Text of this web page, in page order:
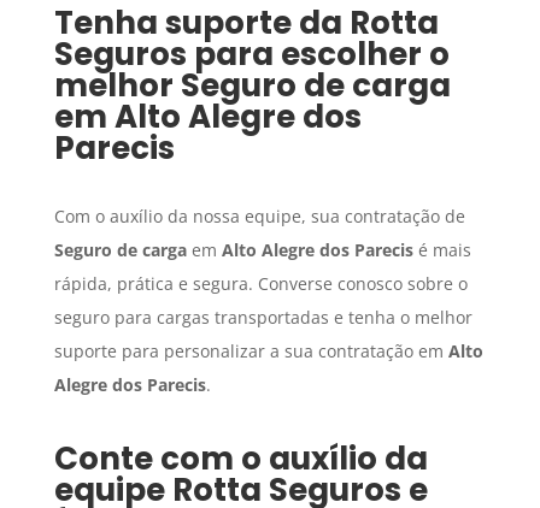
Tenha suporte da Rotta
Seguros para escolher o
melhor Seguro de carga
emAlto Alegre dos
Parecis
Com o auxílio da nossa equipe, sua contratação de
Seguro de cargaem Alto Alegre dos Parecisé mais
rápida, prática e segura. Converse conosco sobre o
seguro para cargas transportadas e tenha o melhor
suporte para personalizar a sua contratação em Alto
Alegre dos Parecis.
Conte com o auxílio da
equipe Rotta Seguros e